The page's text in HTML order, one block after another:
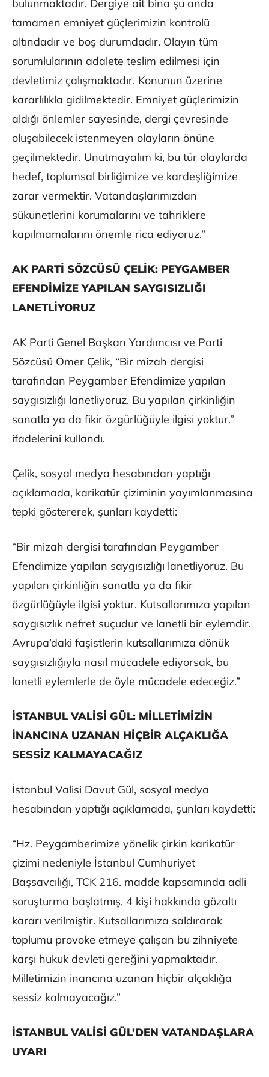
bulunmaktadır. Dergiye ait bina şu anda
tamamen emniyet güçlerimizin kontrolü
altındadır ve boş durumdadır. Olayın tüm
sorumlularının adalete teslim edilmesi için
devletimiz çalışmaktadır. Konunun üzerine
kararlılıkla gidilmektedir. Emniyet güçlerimizin
aldığı önlemler sayesinde, dergi çevresinde
oluşabilecek istenmeyen olayların önüne
geçilmektedir. Unutmayalım ki, bu tür olaylarda
hedef, toplumsal birliğimize ve kardeşliğimize
zarar vermektir. Vatandaşlarımızdan
sükunetlerini korumalarını ve tahriklere
kapılmamalarını önemle rica ediyoruz.”
AK PARTİ SÖZCÜSÜ ÇELİK: PEYGAMBER
EFENDİMİZE YAPILAN SAYGISIZLIĞI
LANETLİYORUZ
AK Parti Genel Başkan Yardımcısı ve Parti
Sözcüsü Ömer Çelik, “Bir mizah dergisi
tarafından Peygamber Efendimize yapılan
saygısızlığı lanetliyoruz. Bu yapılan çirkinliğin
sanatla ya da fikir özgürlüğüyle ilgisi yoktur.”
ifadelerini kullandı.
Çelik, sosyal medya hesabından yaptığı
açıklamada, karikatür çiziminin yayımlanmasına
tepki göstererek, şunları kaydetti:
“Bir mizah dergisi tarafından Peygamber
Efendimize yapılan saygısızlığı lanetliyoruz. Bu
yapılan çirkinliğin sanatla ya da fikir
özgürlüğüyle ilgisi yoktur. Kutsallarımıza yapılan
saygısızlık nefret suçudur ve lanetli bir eylemdir.
Avrupa’daki faşistlerin kutsallarımıza dönük
saygısızlığıyla nasıl mücadele ediyorsak, bu
lanetli eylemlerle de öyle mücadele edeceğiz.”
İSTANBUL VALİSİ GÜL: MİLLETİMİZİN
İNANCINA UZANAN HİÇBİR ALÇAKLIĞA
SESSİZ KALMAYACAĞIZ
İstanbul Valisi Davut Gül, sosyal medya
hesabından yaptığı açıklamada, şunları kaydetti:
“Hz. Peygamberimize yönelik çirkin karikatür
çizimi nedeniyle İstanbul Cumhuriyet
Başsavcılığı, TCK 216. madde kapsamında adli
soruşturma başlatmış, 4 kişi hakkında gözaltı
kararı verilmiştir. Kutsallarımıza saldırarak
toplumu provoke etmeye çalışan bu zihniyete
karşı hukuk devleti gereğini yapmaktadır.
Milletimizin inancına uzanan hiçbir alçaklığa
sessiz kalmayacağız.”
İSTANBUL VALİSİ GÜL’DEN VATANDAŞLARA
UYARI